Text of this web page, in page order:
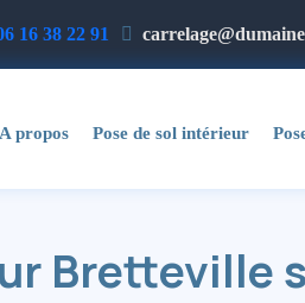
16 38 22 91
A propos Pose de sol intérieur
Bretteville